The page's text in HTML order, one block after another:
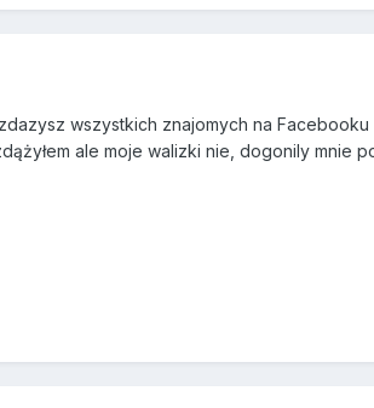
wszystkich znajomych na
ale moje walizki nie, dogonily mnie